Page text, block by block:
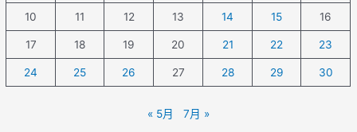
10 11 12 13 14 15 16
17 18 19 20 21 22 23
24 25 26 27 28 29 30
« 5月 7月 »